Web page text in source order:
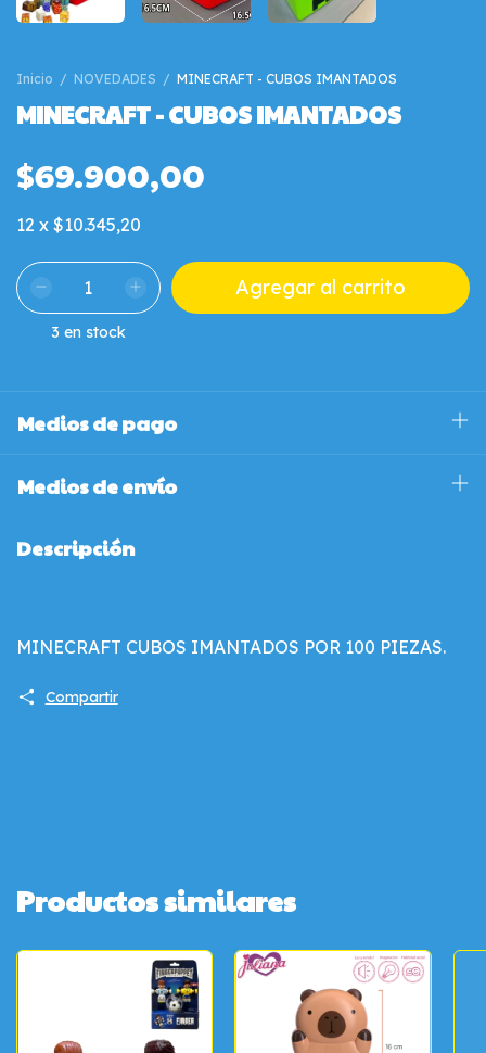
Inicio / NOVEDADES / MINECRAFT - CUBOS IMANTADOS
MINECRAFT - CUBOS IMANTADOS
$69.900,00
12 x $10.345,20
3 en stock
Medios de pago
Medios de envío
Descripción
MINECRAFT CUBOS IMANTADOS POR 100 PIEZAS.
Compartir
Productos similares